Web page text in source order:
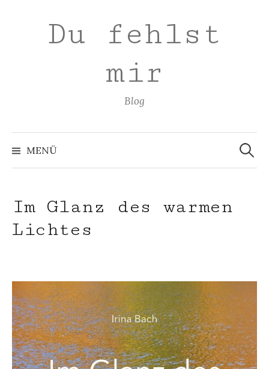
überspringenDu fehlst
mir
Blog
MENÜ
Suchen
nach:
Im Glanz des warmen
Lichtes